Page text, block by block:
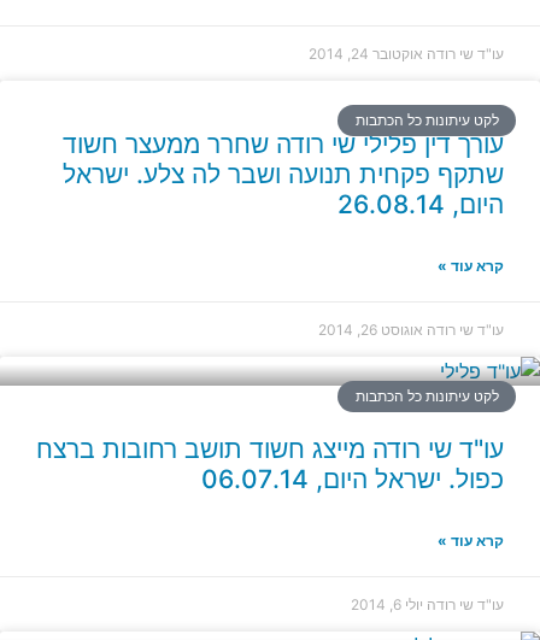
עו"ד שי רודה אוקטובר 24, 2014
לקט עיתונות כל הכתבות
עורך דין פלילי שי רודה שחרר ממעצר חשוד
שתקף פקחית תנועה ושבר לה צלע. ישראל
היום, 26.08.14
קרא עוד »
עו"ד שי רודה אוגוסט 26, 2014
לקט עיתונות כל הכתבות
עו"ד שי רודה מייצג חשוד תושב רחובות ברצח
כפול. ישראל היום, 06.07.14
קרא עוד »
עו"ד שי רודה יולי 6, 2014